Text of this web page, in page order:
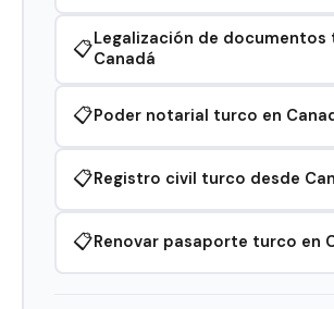
📋Legalización de documentos
Canadá
📋Poder notarial turco en
📋Registro civil turco desde
📋Renovar pasaporte turco en